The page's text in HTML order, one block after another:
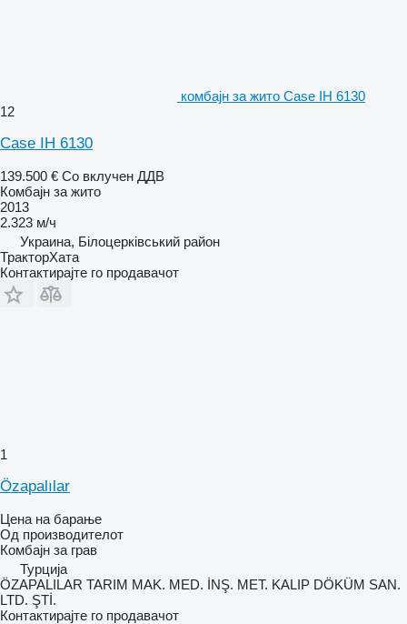
комбајн за жито Case IH 6130
12
Case IH 6130
139.500 € Со вклучен ДДВ
Комбајн за жито
2013
2.323 м/ч
Украина, Білоцерківський район
ТракторХата
Контактирајте го продавачот
1
Özapalılar
Цена на барање
Од производителот
Комбајн за грав
Турција
ÖZAPALILAR TARIM MAK. MED. İNŞ. MET. KALIP DÖKÜM SAN.
LTD. ŞTİ.
Контактирајте го продавачот